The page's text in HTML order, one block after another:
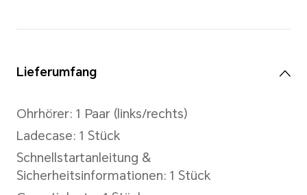
HONOR-Smartphones und
Audioquelle, Umgebung und
aufladen
5 V/1 A oder höher